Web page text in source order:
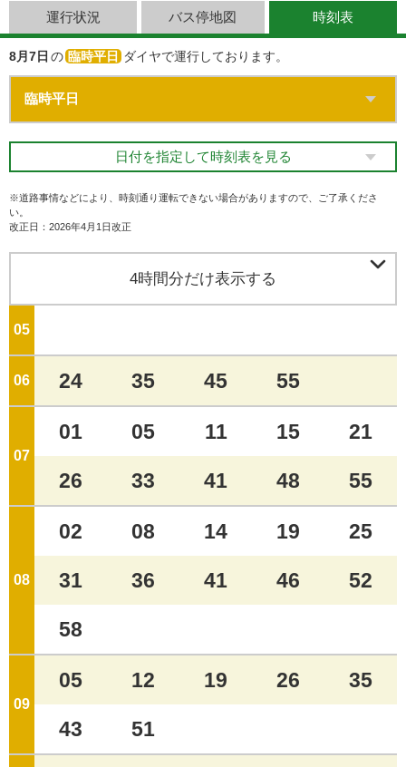
運行状況 バス停地図 時刻表
8月7日 の 臨時平日 ダイヤで運行しております。
日付を指定して時刻表を見る
※道路事情などにより、時刻通り運転できない場合がありますので、ご了承くださ
い。
改正日：2026年4月1日改正
4時間分だけ表示する 
05
06 24 35 45 55
07 ジ
01 05 11 15 21
26 33 41 48 55
08
02 08 14 19 25
31 36 41 46 52
58
09 ジ
05 12 19 26 35
43 51